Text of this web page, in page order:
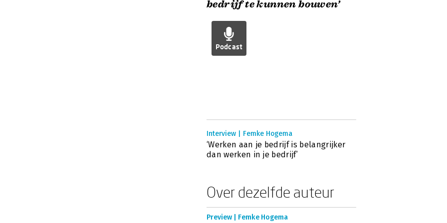
bedrijf te kunnen bouwen’
Podcast
Interview | Femke Hogema
‘Werken aan je bedrijf is belangrijker
dan werken in je bedrijf’
Over dezelfde auteur
Preview | Femke Hogema